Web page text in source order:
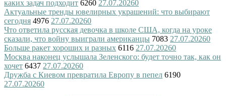
каких задач подходит 6260 27.07.20260
Актуальные тренды ювелирных украшений: что выбирают
сегодня 4976 27.07.20260
Что ответила русская девочка в школе США, когда на уроке
сказали, что войну выиграли американцы 7083 27.07.20260
Больше ракет хороших и разных 6116 27.07.20260
Москва наконец услышала Зеленского: будет точно так, как он
хочет 6437 27.07.20260
Дружба с Киевом превратила Европу в пепел 6190
27.07.20260